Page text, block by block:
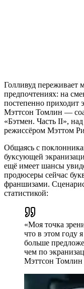
Голливуд переживает
предпочтениях: на
постепенно приходит
Мэттсон Томлин —
«Бэтмен. Часть II»,
режиссёром Мэттом
Общаясь с
буксующей
ещё имеет шансы
продюсеры сейчас
франшизами.
статистикой:
«Моя точка
что в этом году
больше
чем по
Мэттсон Томлин